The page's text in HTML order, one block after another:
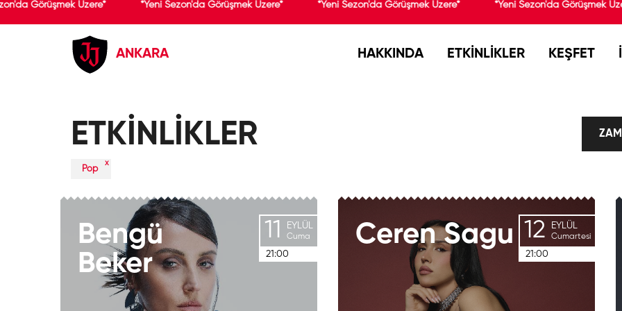
Görüşmek Üzere* *Yeni Sezon'da Görüşmek Üzere* *Yeni Sezon'da Görüşmek Üzere* *Yeni Sezon'da Görüşmek
ANKARA HAKKINDA ETKİNLİKLER KEŞFET
ETKİNLİKLER
Pop
x
Bengü
Beker
11 EYLÜL
Cuma
21:00
CerenSagu 12 EYLÜL
Cumartesi
21:00